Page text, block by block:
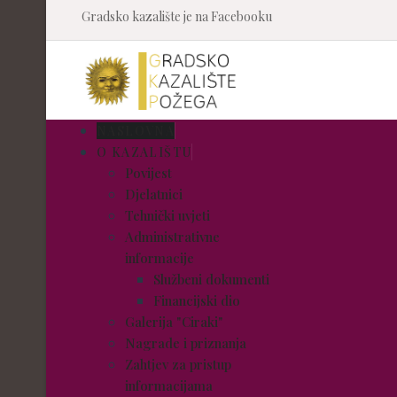
Gradsko kazalište je na Facebooku
O KAZALIŠTU
Povijest
Djelatnici
Tehnički uvjeti
Administrativne
informacije
Službeni dokumenti
Financijski dio
Galerija "Ciraki"
Nagrade i priznanja
Zahtjev za pristup
informacijama